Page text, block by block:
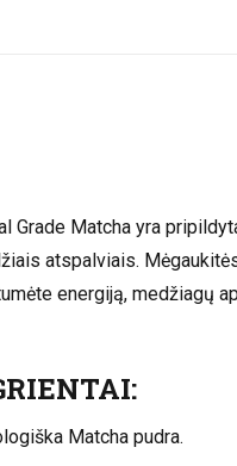
Grade Matcha yra
atspalviais.
energiją, medžiagų
Matcha pudra.